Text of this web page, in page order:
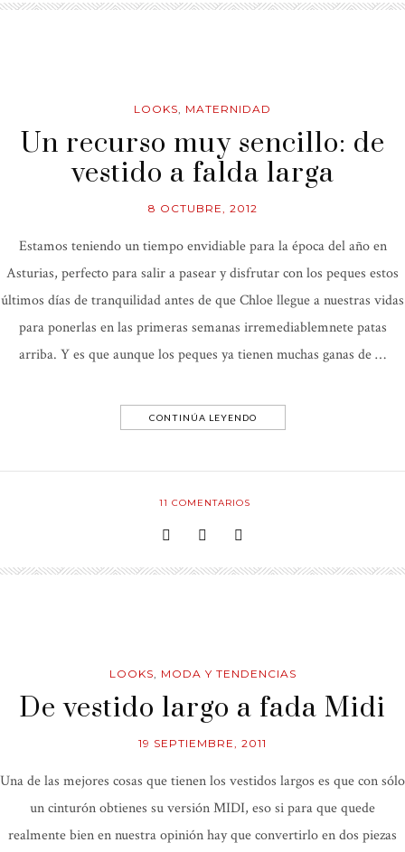
LOOKS, MATERNIDAD
Un recurso muy sencillo: de
vestido a falda larga
8 OCTUBRE, 2012
Estamos teniendo un tiempo envidiable para la época del año en
Asturias, perfecto para salir a pasear y disfrutar con los peques estos
últimos días de tranquilidad antes de que Chloe llegue a nuestras vidas
para ponerlas en las primeras semanas irremediablemnete patas
arriba. Y es que aunque los peques ya tienen muchas ganas de …
CONTINÚA LEYENDO
11 COMENTARIOS
LOOKS, MODA Y TENDENCIAS
De vestido largo a fada Midi
19 SEPTIEMBRE, 2011
Una de las mejores cosas que tienen los vestidos largos es que con sólo
un cinturón obtienes su versión MIDI, eso si para que quede
realmente bien en nuestra opinión hay que convertirlo en dos piezas